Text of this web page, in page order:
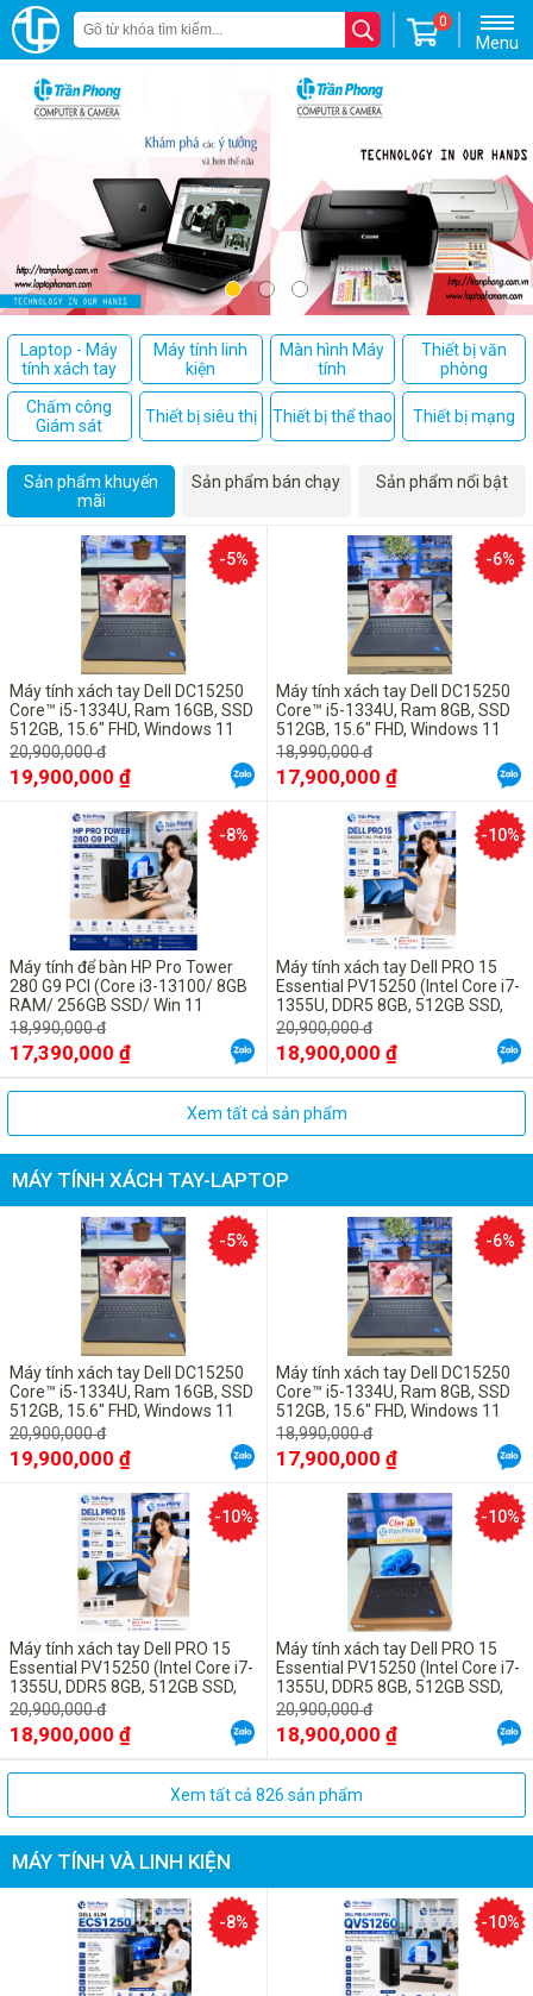
Menu
0
Laptop - Máy
tính xách tay
Máy tính linh
kiện
Màn hình Máy
tính
Thiết bị văn
phòng
Chấm công
Giám sát
Thiết bị siêu thị Thiết bị thể thao Thiết bị mạng
Sản phẩm khuyến
mãi
Sản phẩm bán chạy Sản phẩm nổi bật
Máy tính xách tay Dell DC15250
Core™ i5-1334U, Ram 16GB, SSD
512GB, 15.6" FHD, Windows 11
Pro bản quyền vĩnh viễn
20,900,000 đ
19,900,000 ₫
-5%
Máy tính xách tay Dell DC15250
Core™ i5-1334U, Ram 8GB, SSD
512GB, 15.6" FHD, Windows 11
Pro bản quyền vĩnh viễn
18,990,000 đ
17,900,000 ₫
-6%
Máy tính để bàn HP Pro Tower
280 G9 PCI (Core i3-13100/ 8GB
RAM/ 256GB SSD/ Win 11
Home/ 1Y)_ Đen
18,990,000 đ
17,390,000 ₫
-8%
Máy tính xách tay Dell PRO 15
Essential PV15250 (Intel Core i7-
1355U, DDR5 8GB, 512GB SSD,
15.6" FHD, UBUNTU Black)
20,900,000 đ
18,900,000 ₫
-10%
Xem tất cả sản phẩm
MÁY TÍNH XÁCH TAY-LAPTOP
Máy tính xách tay Dell DC15250
Core™ i5-1334U, Ram 16GB, SSD
512GB, 15.6" FHD, Windows 11
Pro bản quyền vĩnh viễn
20,900,000 đ
19,900,000 ₫
-5%
Máy tính xách tay Dell DC15250
Core™ i5-1334U, Ram 8GB, SSD
512GB, 15.6" FHD, Windows 11
Pro bản quyền vĩnh viễn
18,990,000 đ
17,900,000 ₫
-6%
Máy tính xách tay Dell PRO 15
Essential PV15250 (Intel Core i7-
1355U, DDR5 8GB, 512GB SSD,
15.6" FHD, UBUNTU Black)
20,900,000 đ
18,900,000 ₫
-10%
Máy tính xách tay Dell PRO 15
Essential PV15250 (Intel Core i7-
1355U, DDR5 8GB, 512GB SSD,
15.6" FHD, UBUNTU Black)
20,900,000 đ
18,900,000 ₫
-10%
Xem tất cả 826 sản phẩm
MÁY TÍNH VÀ LINH KIỆN
-8% -10%